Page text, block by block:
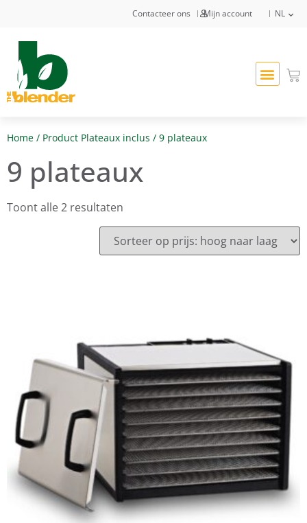
Contacteer ons Mijn account NL
Home / Product Plateaux inclus / 9 plateaux
9 plateaux
Toont alle 2 resultaten